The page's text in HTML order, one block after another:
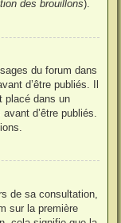
des brouillons).
du forum dans
d’être publiés. Il
placé dans un
d’être publiés.
de sa consultation,
sur la première